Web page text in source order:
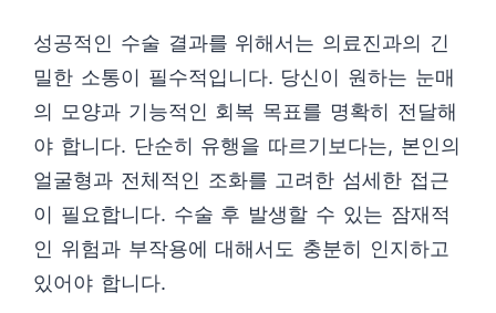
성공적인 수술 결과를 위해서는 의료진과의 긴
밀한 소통이 필수적입니다. 당신이 원하는 눈매
의 모양과 기능적인 회복 목표를 명확히 전달해
야 합니다. 단순히 유행을 따르기보다는, 본인의
얼굴형과 전체적인 조화를 고려한 섬세한 접근
이 필요합니다. 수술 후 발생할 수 있는 잠재적
인 위험과 부작용에 대해서도 충분히 인지하고
있어야 합니다.